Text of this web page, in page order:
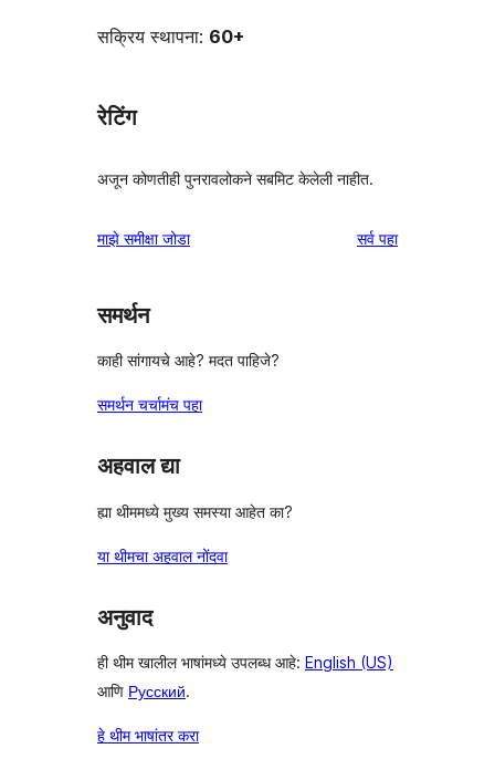
सक्रिय स्थापना: 60+
रेटिंग
अजून कोणतीही पुनरावलोकने सबमिट केलेली नाहीत.
माझे समीक्षा जोडा सर्वपुनरावलोकने
पहा
समर्थन
काही सांगायचे आहे? मदत पाहिजे?
समर्थन चर्चामंच पहा
अहवाल द्या
ह्या थीममध्ये मुख्य समस्या आहेत का?
या थीमचा अहवाल नोंदवा
अनुवाद
ही थीम खालील भाषांमध्ये उपलब्ध आहे: English (US)
आणि Русский.
हे थीम भाषांतर करा